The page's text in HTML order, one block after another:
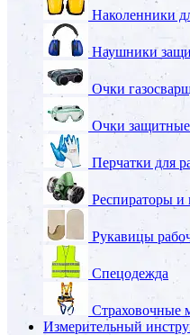
Наколенники
Наушники
Очки
Очки защитные
Перчатки для
Респираторы и
Рукавицы
Спецодежда
Страховочные
Измерительный